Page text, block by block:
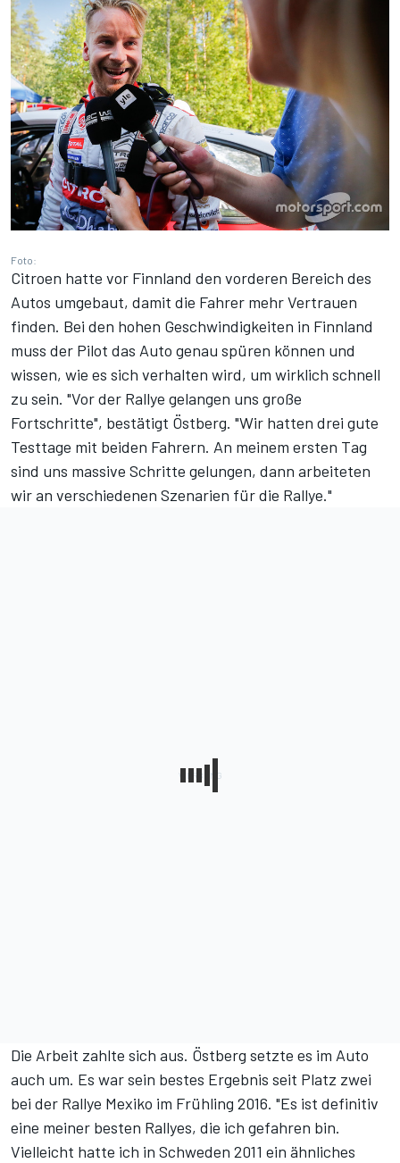
Foto:
Citroen hatte vor Finnland den vorderen Bereich des
Autos umgebaut, damit die Fahrer mehr Vertrauen
finden. Bei den hohen Geschwindigkeiten in Finnland
muss der Pilot das Auto genau spüren können und
wissen, wie es sich verhalten wird, um wirklich schnell
zu sein. "Vor der Rallye gelangen uns große
Fortschritte", bestätigt Östberg. "Wir hatten drei gute
Testtage mit beiden Fahrern. An meinem ersten Tag
sind uns massive Schritte gelungen, dann arbeiteten
wir an verschiedenen Szenarien für die Rallye."
Die Arbeit zahlte sich aus. Östberg setzte es im Auto
auch um. Es war sein bestes Ergebnis seit Platz zwei
bei der Rallye Mexiko im Frühling 2016. "Es ist definitiv
eine meiner besten Rallyes, die ich gefahren bin.
Vielleicht hatte ich in Schweden 2011 ein ähnliches